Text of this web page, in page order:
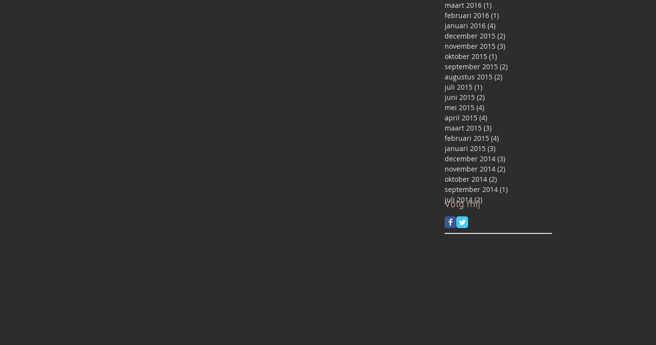
Volg mij
maart 2016 (1)
februari 2016 (1)
januari 2016 (4)
december 2015 (2)
november 2015 (3)
oktober 2015 (1)
september 2015 (2)
augustus 2015 (2)
juli 2015 (1)
juni 2015 (2)
mei 2015 (4)
april 2015 (4)
maart 2015 (3)
februari 2015 (4)
januari 2015 (3)
december 2014 (3)
november 2014 (2)
oktober 2014 (2)
september 2014 (1)
juli 2014 (2)